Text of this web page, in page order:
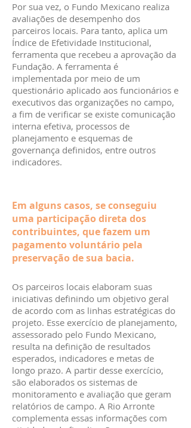
Por sua vez, o Fundo Mexicano realiza
avaliações de desempenho dos
parceiros locais. Para tanto, aplica um
Índice de Efetividade Institucional,
ferramenta que recebeu a aprovação da
Fundação. A ferramenta é
implementada por meio de um
questionário aplicado aos funcionários e
executivos das organizações no campo,
a fim de verificar se existe comunicação
interna efetiva, processos de
planejamento e esquemas de
governança definidos, entre outros
indicadores.
Em alguns casos, se conseguiu
uma participação direta dos
contribuintes, que fazem um
pagamento voluntário pela
preservação de sua bacia.
Os parceiros locais elaboram suas
iniciativas definindo um objetivo geral
de acordo com as linhas estratégicas do
projeto. Esse exercício de planejamento,
assessorado pelo Fundo Mexicano,
resulta na definição de resultados
esperados, indicadores e metas de
longo prazo. A partir desse exercício,
são elaborados os sistemas de
monitoramento e avaliação que geram
relatórios de campo. A Rio Arronte
complementa essas informações com